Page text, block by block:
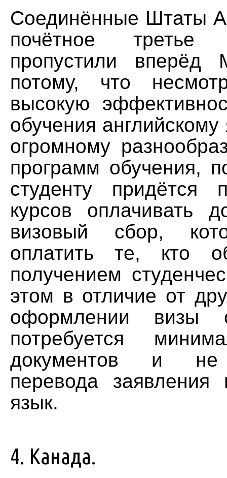
Соединённые Штаты
почётное
пропустили вперёд
потому, что
высокую
обучения
огромному
программ обучения,
студенту придётся
курсов оплачивать
визовый сбор,
оплатить те, кто
получением
этом в отличие от
оформлении визы
потребуется
документов и не
перевода заявления
язык.
4. Канада.